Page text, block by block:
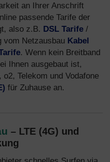
an Ihrer Anschrift
passende Tarife der
also z.B. DSL Tarife /
vom Netzausbau Kabel
. Wenn kein Breitband
Ihnen ausgebaut ist,
Telekom und Vodafone
für Zuhause an.
– LTE (4G) und